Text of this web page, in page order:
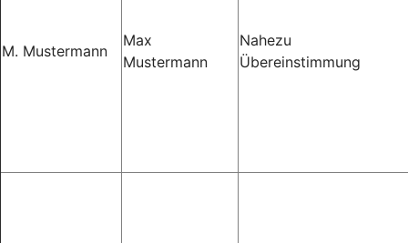
M. Mustermann
Max
Mustermann
Nahezu
Übereinstimmung